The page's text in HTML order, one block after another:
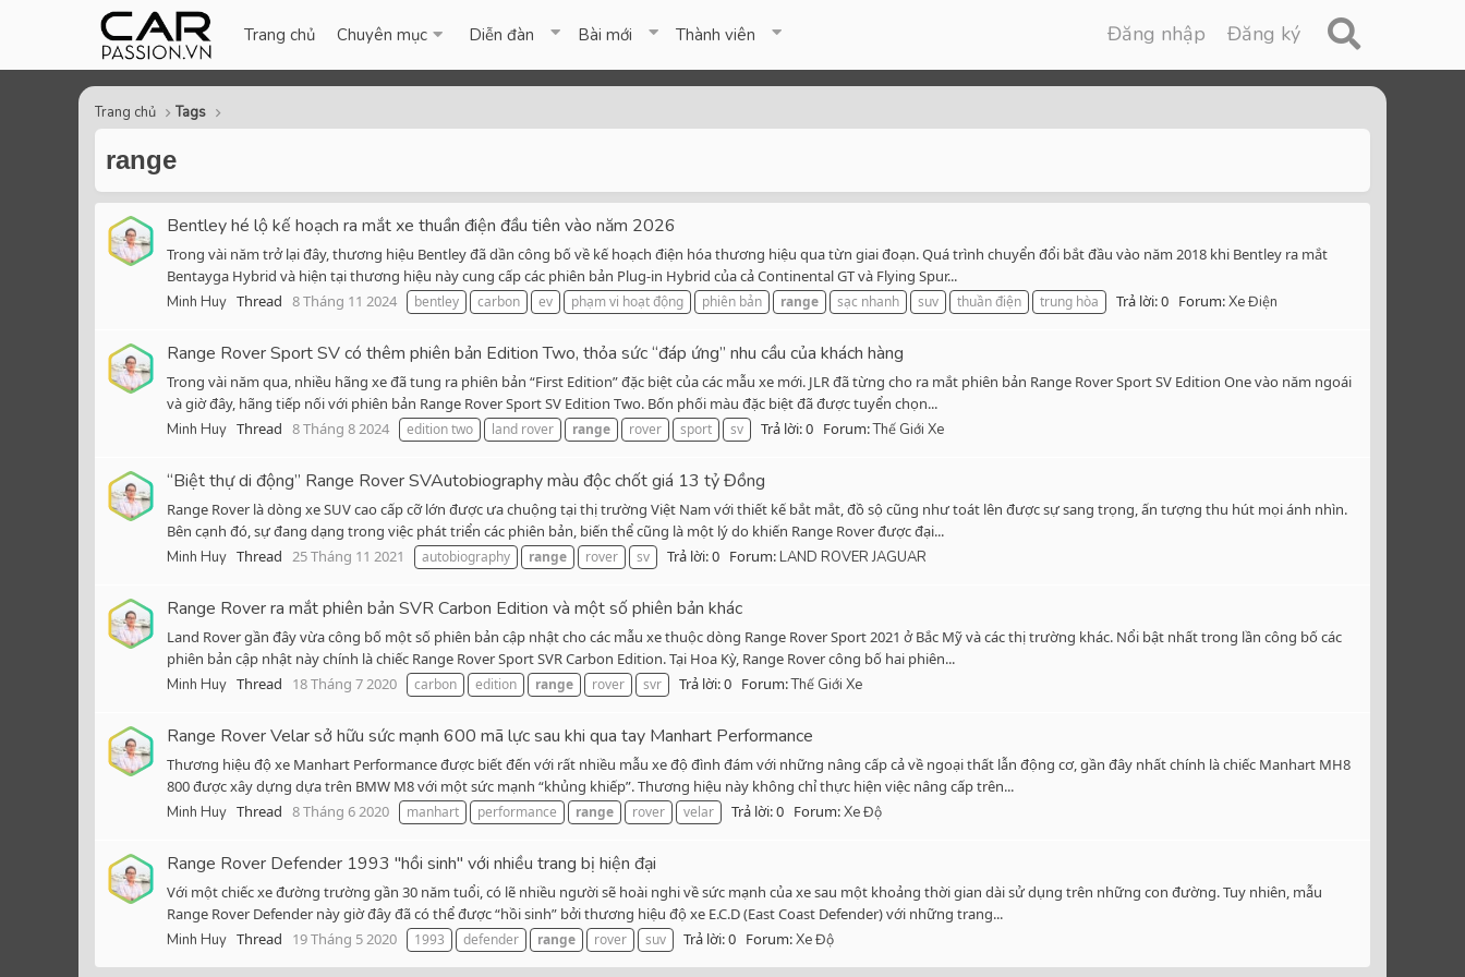
Trang chủ Chuyên mục Diễn đàn Bài mới Thành viên Đăng nhập Đăng ký
Trang chủ Tags
range
Bentley hé lộ kế hoạch ra mắt xe thuần điện đầu tiên vào năm 2026
Trong vài năm trở lại đây, thương hiệu Bentley đã dần công bố về kế hoạch điện hóa thương hiệu qua từn giai đoạn. Quá trình chuyển đổi bắt đầu vào năm 2018 khi Bentley ra mắt
Bentayga Hybrid và hiện tại thương hiệu này cung cấp các phiên bản Plug-in Hybrid của cả Continental GT và Flying Spur...
Minh Huy Thread 8 Tháng 11 2024 bentley carbon ev phạm vi hoạt động phiên bản range sạc nhanh suv thuần điện trung hòa Trả lời: 0 Forum:Xe Điện
Range Rover Sport SV có thêm phiên bản Edition Two, thỏa sức “đáp ứng” nhu cầu của khách hàng
Trong vài năm qua, nhiều hãng xe đã tung ra phiên bản “First Edition” đặc biệt của các mẫu xe mới. JLR đã từng cho ra mắt phiên bản Range Rover Sport SV Edition One vào năm ngoái
và giờ đây, hãng tiếp nối với phiên bản Range Rover Sport SV Edition Two. Bốn phối màu đặc biệt đã được tuyển chọn...
Minh Huy Thread 8 Tháng 8 2024 edition two land rover range rover sport sv Trả lời: 0 Forum:Thế Giới Xe
“Biệt thự di động” Range Rover SVAutobiography màu độc chốt giá 13 tỷ Đồng
Range Rover là dòng xe SUV cao cấp cỡ lớn được ưa chuộng tại thị trường Việt Nam với thiết kế bắt mắt, đồ sộ cũng như toát lên được sự sang trọng, ấn tượng thu hút mọi ánh nhìn.
Bên cạnh đó, sự đang dạng trong việc phát triển các phiên bản, biến thể cũng là một lý do khiến Range Rover được đại...
Minh Huy Thread 25 Tháng 11 2021 autobiography range rover sv Trả lời: 0 Forum:LAND ROVER JAGUAR
Range Rover ra mắt phiên bản SVR Carbon Edition và một số phiên bản khác
Land Rover gần đây vừa công bố một số phiên bản cập nhật cho các mẫu xe thuộc dòng Range Rover Sport 2021 ở Bắc Mỹ và các thị trường khác. Nổi bật nhất trong lần công bố các
phiên bản cập nhật này chính là chiếc Range Rover Sport SVR Carbon Edition. Tại Hoa Kỳ, Range Rover công bố hai phiên...
Minh Huy Thread 18 Tháng 7 2020 carbon edition range rover svr Trả lời: 0 Forum:Thế Giới Xe
Range Rover Velar sở hữu sức mạnh 600 mã lực sau khi qua tay Manhart Performance
Thương hiệu độ xe Manhart Performance được biết đến với rất nhiều mẫu xe độ đình đám với những nâng cấp cả về ngoại thất lẫn động cơ, gần đây nhất chính là chiếc Manhart MH8
800 được xây dựng dựa trên BMW M8 với một sức mạnh “khủng khiếp”. Thương hiệu này không chỉ thực hiện việc nâng cấp trên...
Minh Huy Thread 8 Tháng 6 2020 manhart performance range rover velar Trả lời: 0 Forum:Xe Độ
Range Rover Defender 1993 "hồi sinh" với nhiều trang bị hiện đại
Với một chiếc xe đường trường gần 30 năm tuổi, có lẽ nhiều người sẽ hoài nghi về sức mạnh của xe sau một khoảng thời gian dài sử dụng trên những con đường. Tuy nhiên, mẫu
Range Rover Defender này giờ đây đã có thể được “hồi sinh” bởi thương hiệu độ xe E.C.D (East Coast Defender) với những trang...
Minh Huy Thread 19 Tháng 5 2020 1993 defender range rover suv Trả lời: 0 Forum:Xe Độ